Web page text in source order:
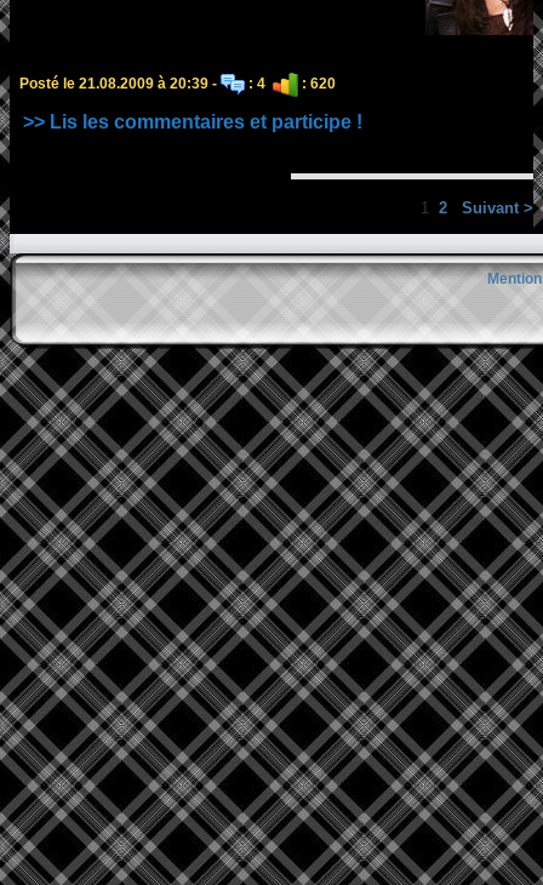
Posté le 21.08.2009 à 20:39 - : 4 : 620
>> Lis les commentaires et participe !
1 2 Suivant >